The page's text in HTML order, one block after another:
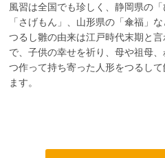
お知らせ
ブログ
採用情報
風習は全国でも珍しく、静岡県の
「さげもん」、山形県の「傘福」な
つるし雛の由来は江戸時代末期と
で、子供の幸せを祈り、母や祖母
つ作って持ち寄った人形をつるし
ます。